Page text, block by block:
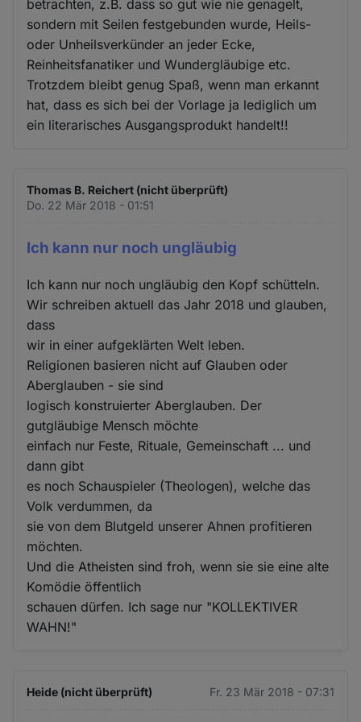
betrachten, z.B. dass so gut wie nie genagelt,
sondern mit Seilen festgebunden wurde, Heils-
oder Unheilsverkünder an jeder Ecke,
Reinheitsfanatiker und Wundergläubige etc.
Trotzdem bleibt genug Spaß, wenn man erkannt
hat, dass es sich bei der Vorlage ja lediglich um
ein literarisches Ausgangsprodukt handelt!!
Thomas B. Reichert (nicht überprüft)
Do. 22 Mär 2018 - 01:51
Ich kann nur noch ungläubig
Ich kann nur noch ungläubig den Kopf schütteln.
Wir schreiben aktuell das Jahr 2018 und glauben,
dass
wir in einer aufgeklärten Welt leben.
Religionen basieren nicht auf Glauben oder
Aberglauben - sie sind
logisch konstruierter Aberglauben. Der
gutgläubige Mensch möchte
einfach nur Feste, Rituale, Gemeinschaft ... und
dann gibt
es noch Schauspieler (Theologen), welche das
Volk verdummen, da
sie von dem Blutgeld unserer Ahnen profitieren
möchten.
Und die Atheisten sind froh, wenn sie sie eine alte
Komödie öffentlich
schauen dürfen. Ich sage nur "KOLLEKTIVER
WAHN!"
Heide (nicht überprüft) Fr. 23 Mär 2018 - 07:31